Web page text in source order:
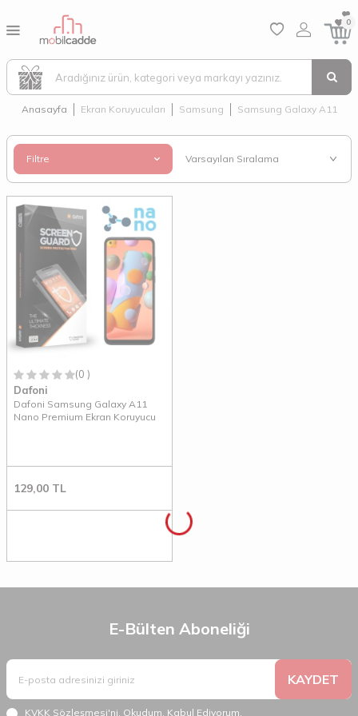
0
Anasayfa Ekran Koruyucuları Samsung Samsung Galaxy A11
Filtre
(0 )
Dafoni
Dafoni Samsung Galaxy A11
Nano Premium Ekran Koruyucu
129,00 TL
E-Bülten Aboneliği
KAYDET
KVKK Sözleşmesi'ni, Okudum, Kabul Ediyorum.